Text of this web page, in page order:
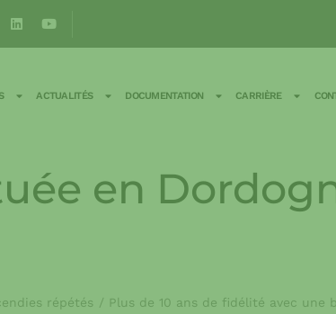
ACTUALITÉS DOCUMENTATION CARRIÈRE
en
répétés / Plus de 10 ans de fidélité avec